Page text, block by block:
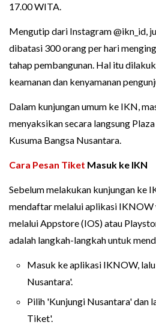
17.00 WITA.
Mengutip dari Instagram @ikn_id,
dibatasi 300 orang per hari
tahap pembangunan. Hal itu
keamanan dan kenyamanan
Dalam kunjungan umum ke IKN,
menyaksikan secara langsung
Kusuma Bangsa Nusantara.
Cara Pesan Tiket Masuk ke IKN
Sebelum melakukan kunjungan ke
mendaftar melalui aplikasi IKNOW
melalui Appstore (IOS) atau
adalah langkah-langkah untuk
Masuk ke aplikasi IKNOW,
Nusantara'.
Pilih 'Kunjungi Nusantara' dan
Tiket'.